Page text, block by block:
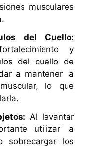
musculares
del Cuello:
y
del cuello de
a mantener la
lo que
Al levantar
utilizar la
sobrecargar los